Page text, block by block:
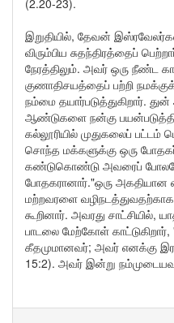
(2.20-23).
இறுதியில், தேவன்
விரும்பிய சுதந்திரத்தைப்
நேரத்திலும். அவர் ஒரு நீண்ட
குணாதிசயத்தைப் பற்றி
நம்மை தயார்படுத்துகிறார்.
ஆண்டுகளை நன்கு
கல்லூரியில் முதுகலைப் பட்டம்
சொந்த மக்களுக்கு ஒரு
கண்டுகொண்டு அவரைப்
போதகரானார்."ஒரு
மற்றவரளை
கூறினார். அவரது சாட்சியில்,
பாடலை மேற்கோள்
கீதமுமானவர்; அவர் எனக்கு
15:2). அவர் இன்று